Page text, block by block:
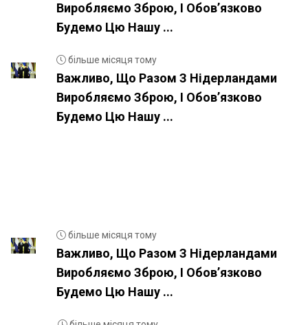
Виробляємо Зброю, І Обовʼязково
Будемо Цю Нашу ...
більше місяця тому
Важливо, Що Разом З Нідерландами
Виробляємо Зброю, І Обовʼязково
Будемо Цю Нашу ...
більше місяця тому
Важливо, Що Разом З Нідерландами
Виробляємо Зброю, І Обовʼязково
Будемо Цю Нашу ...